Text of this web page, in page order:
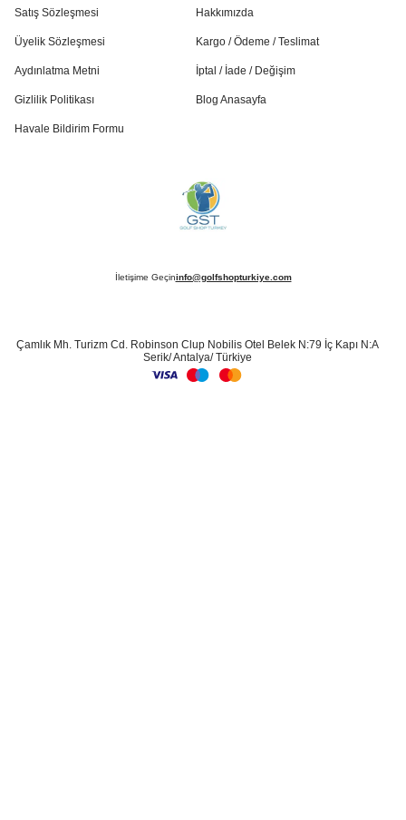
İletişime Geçininfo@golfshopturkiye.com
Satış Sözleşmesi
Üyelik Sözleşmesi
Aydınlatma Metni
Gizlilik Politikası
Havale Bildirim Formu
Hakkımızda
Kargo / Ödeme / Teslimat
İptal / İade / Değişim
Blog Anasayfa
Çamlık Mh. Turizm Cd. Robinson Clup Nobilis Otel Belek N:79 İç Kapı N:A
Serik/ Antalya/ Türkiye